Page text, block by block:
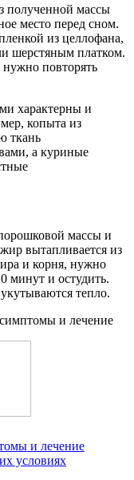
полученной массы
место перед сном.
из целлофана,
шерстяным платком.
повторять
характерны и
копыта из
ткань
а куриные
массы и
вытапливается из
и корня, нужно
минут и остудить.
тепло.
и лечение
условиях